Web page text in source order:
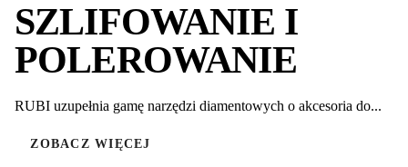
SZLIFOWANIE I
POLEROWANIE
RUBI uzupełnia gamę narzędzi diamentowych o akcesoria do...
ZOBACZ WIĘCEJ